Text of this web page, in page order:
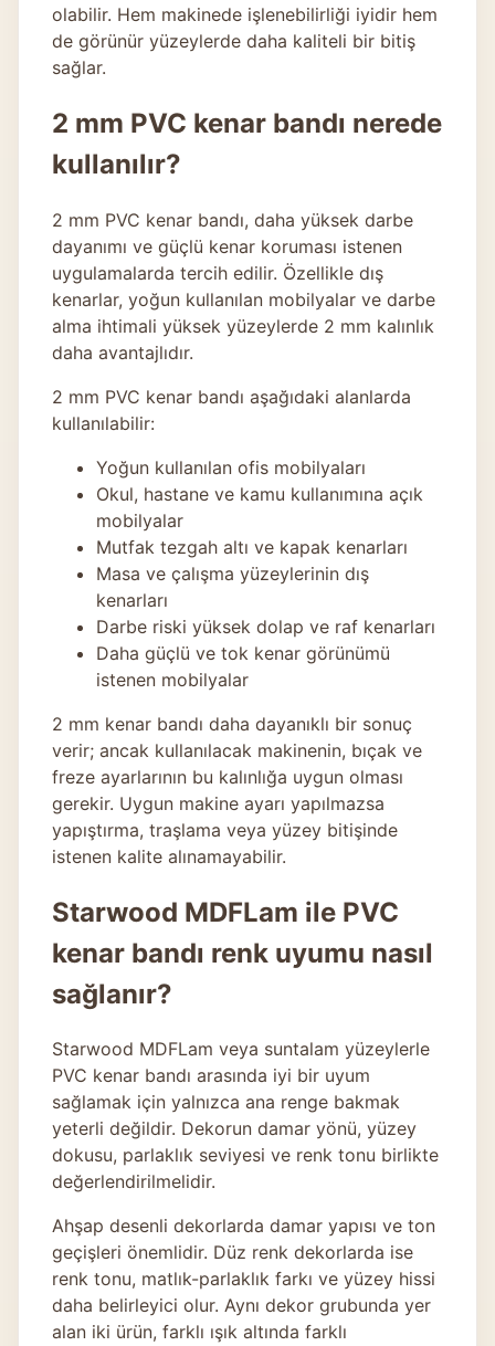
olabilir. Hem makinede işlenebilirliği iyidir hem
de görünür yüzeylerde daha kaliteli bir bitiş
sağlar.
2 mm PVC kenar bandı nerede
kullanılır?
2 mm PVC kenar bandı, daha yüksek darbe
dayanımı ve güçlü kenar koruması istenen
uygulamalarda tercih edilir. Özellikle dış
kenarlar, yoğun kullanılan mobilyalar ve darbe
alma ihtimali yüksek yüzeylerde 2 mm kalınlık
daha avantajlıdır.
2 mm PVC kenar bandı aşağıdaki alanlarda
kullanılabilir:
Yoğun kullanılan ofis mobilyaları
Okul, hastane ve kamu kullanımına açık
mobilyalar
Mutfak tezgah altı ve kapak kenarları
Masa ve çalışma yüzeylerinin dış
kenarları
Darbe riski yüksek dolap ve raf kenarları
Daha güçlü ve tok kenar görünümü
istenen mobilyalar
2 mm kenar bandı daha dayanıklı bir sonuç
verir; ancak kullanılacak makinenin, bıçak ve
freze ayarlarının bu kalınlığa uygun olması
gerekir. Uygun makine ayarı yapılmazsa
yapıştırma, traşlama veya yüzey bitişinde
istenen kalite alınamayabilir.
Starwood MDFLam ile PVC
kenar bandı renk uyumu nasıl
sağlanır?
Starwood MDFLam veya suntalam yüzeylerle
PVC kenar bandı arasında iyi bir uyum
sağlamak için yalnızca ana renge bakmak
yeterli değildir. Dekorun damar yönü, yüzey
dokusu, parlaklık seviyesi ve renk tonu birlikte
değerlendirilmelidir.
Ahşap desenli dekorlarda damar yapısı ve ton
geçişleri önemlidir. Düz renk dekorlarda ise
renk tonu, matlık-parlaklık farkı ve yüzey hissi
daha belirleyici olur. Aynı dekor grubunda yer
alan iki ürün, farklı ışık altında farklı